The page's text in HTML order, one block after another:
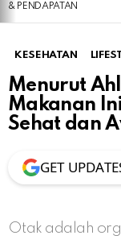
& PENDAPATAN
KESEHATAN
Menurut
Makanan
Sehat dan
GET
Otak adalah